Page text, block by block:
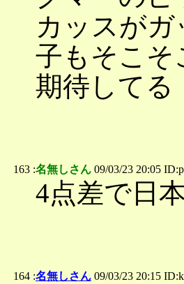
カッスが
子もそこそ
期待してる
163 :名無しさん 09/03/23 20:05
4点差で日
164 :名無しさん 09/03/23 20:15